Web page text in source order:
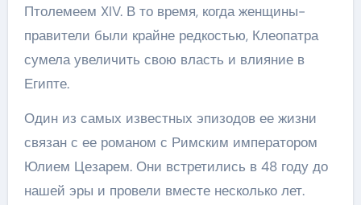
Птолемеем XIV. В то время, когда женщины-
правители были крайне редкостью, Клеопатра
сумела увеличить свою власть и влияние в
Египте.
Один из самых известных эпизодов ее жизни
связан с ее романом с Римским императором
Юлием Цезарем. Они встретились в 48 году до
нашей эры и провели вместе несколько лет.